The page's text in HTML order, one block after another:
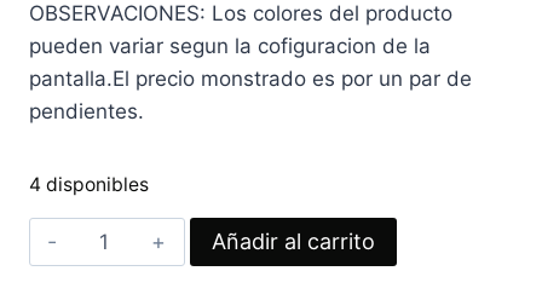
OBSERVACIONES: Los colores del producto
pueden variar segun la cofiguracion de la
pantalla.El precio monstrado es por un par de
pendientes.
4 disponibles
PENDIENTES
LAZITO
Añadir al carrito